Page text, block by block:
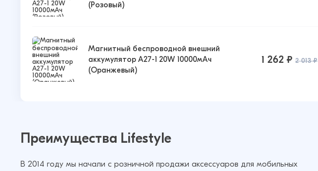
(Розовый)
Магнитный беспроводной внешний
аккумулятор A27-1 20W 10000мАч
(Оранжевый)
1 262 ₽ 2 013 ₽
Преимущества Lifestyle
В 2014 году мы начали с розничной продажи аксессуаров для мобильных